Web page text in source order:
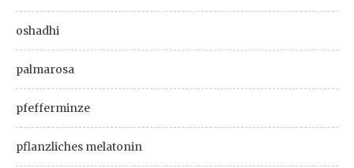
oshadhi
palmarosa
pfefferminze
pflanzliches melatonin